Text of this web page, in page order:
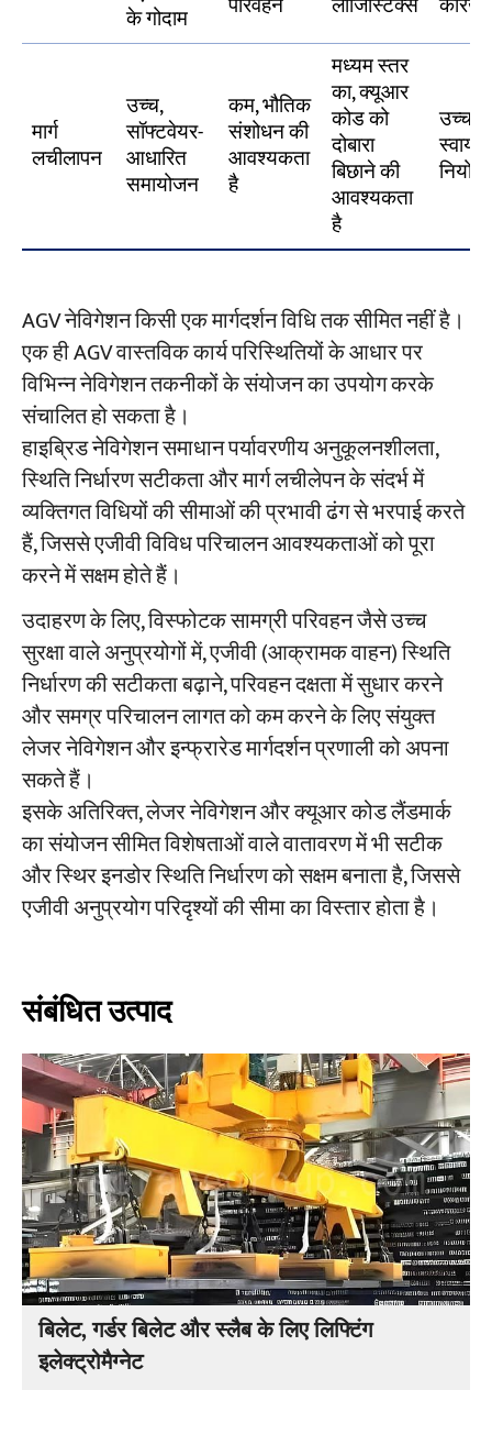
के गोदाम
मार्ग
लचीलापन
उच्च,
सॉफ्टवेयर-
आधारित
समायोजन
कम, भौतिक
संशोधन की
आवश्यकता
है
मध्यम स्तर
का, क्यूआर
कोड को
दोबारा
बिछाने की
आवश्यकता
है
उच्च,
AGV नेविगेशन किसी एक मार्गदर्शन विधि तक सीमित नहीं है।
एक ही AGV वास्तविक कार्य परिस्थितियों के आधार पर
विभिन्न नेविगेशन तकनीकों के संयोजन का उपयोग करके
संचालित हो सकता है।
हाइब्रिड नेविगेशन समाधान पर्यावरणीय अनुकूलनशीलता,
स्थिति निर्धारण सटीकता और मार्ग लचीलेपन के संदर्भ में
व्यक्तिगत विधियों की सीमाओं की प्रभावी ढंग से भरपाई करते
हैं, जिससे एजीवी विविध परिचालन आवश्यकताओं को पूरा
करने में सक्षम होते हैं।
उदाहरण के लिए, विस्फोटक सामग्री परिवहन जैसे उच्च
सुरक्षा वाले अनुप्रयोगों में, एजीवी (आक्रामक वाहन) स्थिति
निर्धारण की सटीकता बढ़ाने, परिवहन दक्षता में सुधार करने
और समग्र परिचालन लागत को कम करने के लिए संयुक्त
लेजर नेविगेशन और इन्फ्रारेड मार्गदर्शन प्रणाली को अपना
सकते हैं।
इसके अतिरिक्त, लेजर नेविगेशन और क्यूआर कोड लैंडमार्क
का संयोजन सीमित विशेषताओं वाले वातावरण में भी सटीक
और स्थिर इनडोर स्थिति निर्धारण को सक्षम बनाता है, जिससे
एजीवी अनुप्रयोग परिदृश्यों की सीमा का विस्तार होता है।
संबंधित उत्पाद
बिलेट, गर्डर बिलेट और स्लैब के लिए लिफ्टिंग
इलेक्ट्रोमैग्नेट